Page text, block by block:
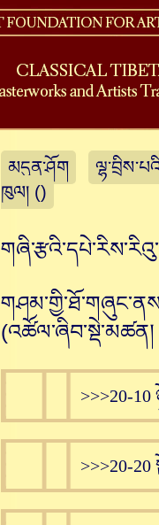
མདུན་ཤོག
ཁུལ། ()
(འཚོལ་ཞིབ་སྡེ་མཚན།
>>>20-10
>>>20-20